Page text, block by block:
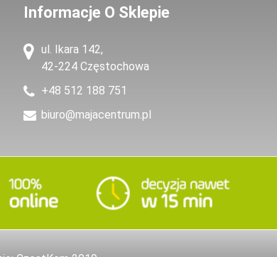
Informacje O Sklepie
ul. Ikara 142,
42-224 Częstochowa
+48 512 188 751
biuro@majacentrum.pl